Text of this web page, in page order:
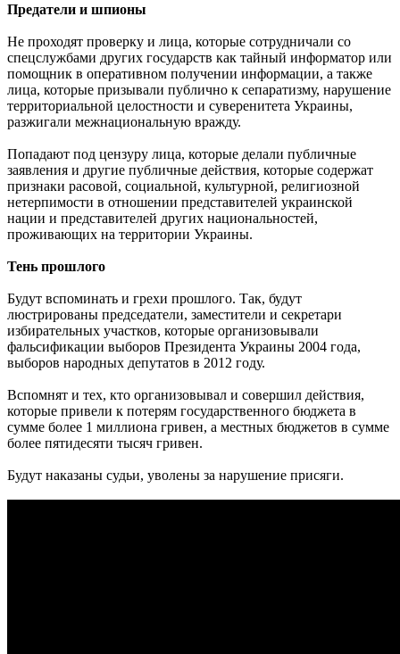
Предатели и шпионы
Не проходят проверку и лица, которые сотрудничали со
спецслужбами других государств как тайный информатор или
помощник в оперативном получении информации, а также
лица, которые призывали публично к сепаратизму, нарушение
территориальной целостности и суверенитета Украины,
разжигали межнациональную вражду.
Попадают под цензуру лица, которые делали публичные
заявления и другие публичные действия, которые содержат
признаки расовой, социальной, культурной, религиозной
нетерпимости в отношении представителей украинской
нации и представителей других национальностей,
проживающих на территории Украины.
Тень прошлого
Будут вспоминать и грехи прошлого. Так, будут
люстрированы председатели, заместители и секретари
избирательных участков, которые организовывали
фальсификации выборов Президента Украины 2004 года,
выборов народных депутатов в 2012 году.
Вспомнят и тех, кто организовывал и совершил действия,
которые привели к потерям государственного бюджета в
сумме более 1 миллиона гривен, а местных бюджетов в сумме
более пятидесяти тысяч гривен.
Будут наказаны судьи, уволены за нарушение присяги.